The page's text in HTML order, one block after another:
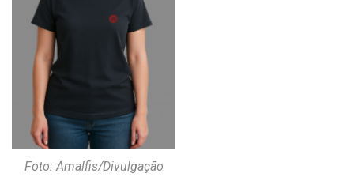
Foto: Amalfis/Divulgação